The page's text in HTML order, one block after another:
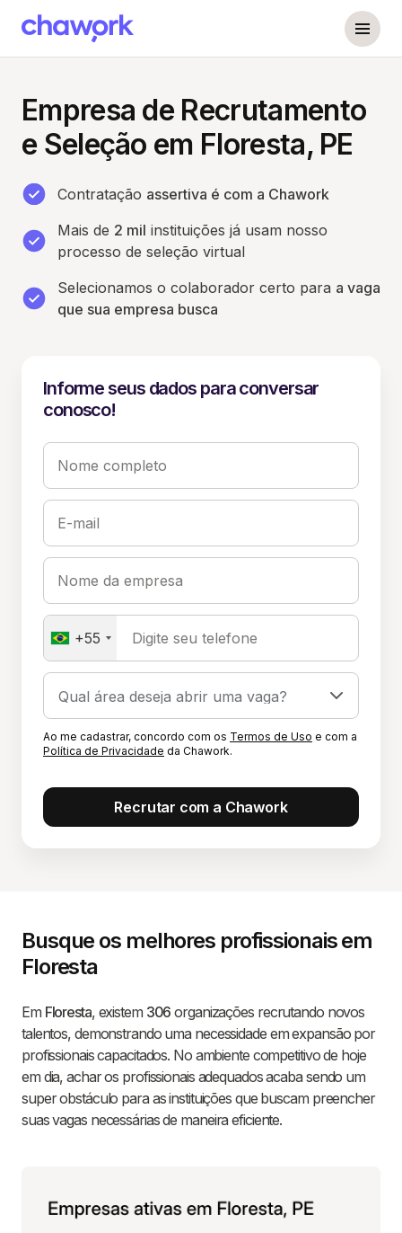
Empresa de Recrutamento
e Seleção em Floresta, PE
Contratação assertiva é com a Chawork
Mais de 2 mil instituições já usam nosso
processo de seleção virtual
Selecionamos o colaborador certo para a vaga
que sua empresa busca
Informe seus dados para conversar
conosco!
Nome completo
E-mail
Nome da empresa
+55 Digite seu telefone
Ao me cadastrar, concordo com os Termos de Uso e com a
Política de Privacidade da Chawork.
Recrutar com a Chawork
Busque os melhores profissionais em
Floresta
Em Floresta, existem 306 organizações recrutando novos
talentos, demonstrando uma necessidade em expansão por
profissionais capacitados. No ambiente competitivo de hoje
em dia, achar os profissionais adequados acaba sendo um
super obstáculo para as instituições que buscam preencher
suas vagas necessárias de maneira eficiente.